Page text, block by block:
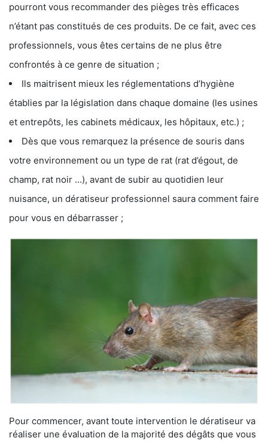
pourront vous recommander des pièges très efficaces
n’étant pas constitués de ces produits. De ce fait, avec ces
professionnels, vous êtes certains de ne plus être
confrontés à ce genre de situation ;
Ils maitrisent mieux les réglementations d’hygiène
établies par la législation dans chaque domaine (les usines
et entrepôts, les cabinets médicaux, les hôpitaux, etc.) ;
Dès que vous remarquez la présence de souris dans
votre environnement ou un type de rat (rat d’égout, de
champ, rat noir …), avant de subir au quotidien leur
nuisance, un dératiseur professionnel saura comment faire
pour vous en débarrasser ;
Pour commencer, avant toute intervention le dératiseur va
réaliser une évaluation de la majorité des dégâts que vous